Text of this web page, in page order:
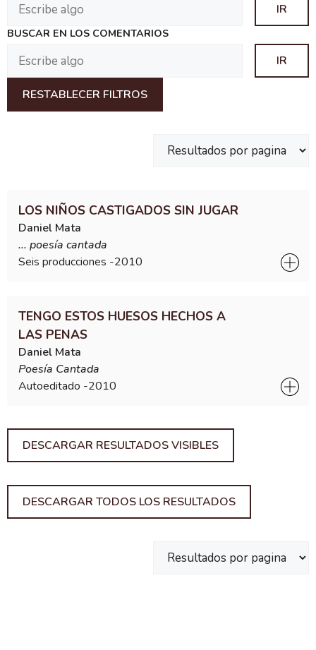
BUSCAR EN LOS COMENTARIOS
RESTABLECER FILTROS
LOS NIÑOS CASTIGADOS SIN JUGAR
Daniel Mata
... poesía cantada
Seis producciones -2010
TENGO ESTOS HUESOS HECHOS A
LAS PENAS
Daniel Mata
Poesía Cantada
Autoeditado -2010